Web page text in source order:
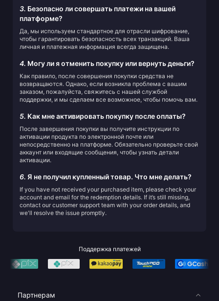
3. Безопасно ли совершать платежи на вашей
платформе?
Да, мы используем стандартное для отрасли шифрование,
чтобы гарантировать безопасность всех транзакций. Ваша
личная и платежная информация всегда защищена.
4. Могу ли я отменить покупку или вернуть деньги?
Как правило, после совершения покупки средства не
возвращаются. Однако, если возникла проблема с вашим
заказом, пожалуйста, свяжитесь с нашей службой
поддержки, и мы сделаем все возможное, чтобы помочь вам.
5. Как мне активировать покупку после оплаты?
После завершения покупки вы получите инструкции по
активации продукта по электронной почте или
непосредственно на платформе. Обязательно проверьте свой
аккаунт или входящие сообщения, чтобы узнать детали
активации.
6. Я не получил купленный товар. Что мне делать?
If you have not received your purchased item, please check your
account and email for the redemption details. If it’s still missing,
contact our customer support team with your order details, and
we'll resolve the issue promptly.
Поддержка платежей
Партнерам